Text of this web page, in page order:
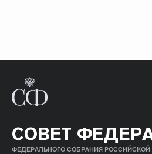
СОВЕТ
ФЕДЕРАЛЬНОГО СОБРАНИЯ